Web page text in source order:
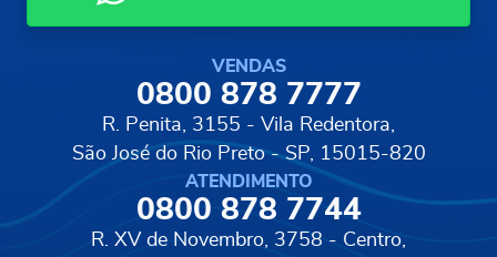
VENDAS
0800 878 7777
R. Penita, 3155 - Vila Redentora,
São José do Rio Preto - SP, 15015-820
ATENDIMENTO
0800 878 7744
R. XV de Novembro, 3758 - Centro,